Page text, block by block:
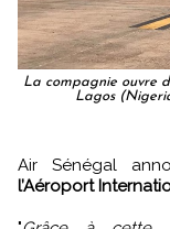
La compagnie ouvre
Lagos
Air Sénégal
l’Aéroport